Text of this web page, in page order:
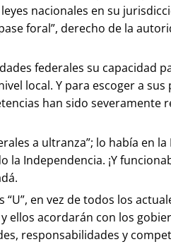
nacionales en su
foral”, derecho de la
federales su capacidad
local. Y para escoger a
han sido
a ultranza”; lo había en
la Independencia. ¡Y
en vez de todos los
ellos acordarán con los
responsabilidades y